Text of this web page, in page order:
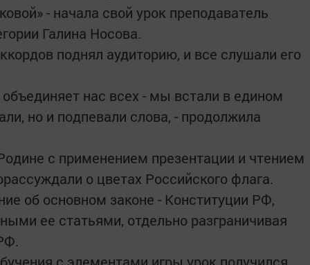
- начала свой урок преподаватель
Галина Носова.
поднял аудиторию, и все слушали его
нас всех - мы встали в едином
но и подпевали слова, - продолжила
с применением презентации и чтением
о цветах Российского флага.
об основном законе - Конституции РФ,
ее статьями, отдельно разграничивая